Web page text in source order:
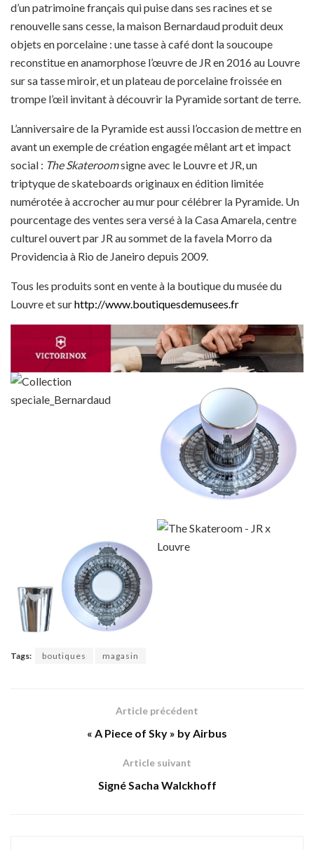
d’un patrimoine français qui puise dans ses racines et se
renouvelle sans cesse, la maison Bernardaud produit deux
objets en porcelaine : une tasse à café dont la soucoupe
reconstitue en anamorphose l’œuvre de JR en 2016 au Louvre
sur sa tasse miroir, et un plateau de porcelaine froissée en
trompe l’œil invitant à découvrir la Pyramide sortant de terre.
L’anniversaire de la Pyramide est aussi l’occasion de mettre en
avant un exemple de création engagée mêlant art et impact
social : The Skateroomsigne avec le Louvre et JR, un
triptyque de skateboards originaux en édition limitée
numérotée à accrocher au mur pour célébrer la Pyramide. Un
pourcentage des ventes sera versé à la Casa Amarela, centre
culturel ouvert par JR au sommet de la favela Morro da
Providencia à Rio de Janeiro depuis 2009.
Tous les produits sont en vente à la boutique du musée du
Louvre et surhttp://www.boutiquesdemusees.fr
Tags: boutiques magasin
Article précédent
« A Piece of Sky » by Airbus
Article suivant
Signé Sacha Walckhoff